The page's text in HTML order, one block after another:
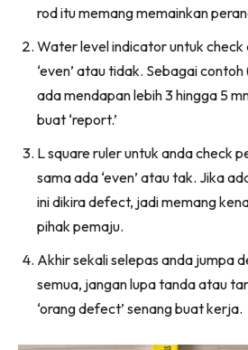
Impiana TV
Hub Ideaktiv
rod itu memang memainkan
Water level indicator untuk check
‘even’ atau tidak. Sebagai
ada mendapan lebih 3 hingga 5
buat ‘report.’
L square ruler untuk anda check
sama ada ‘even’ atau tak. Jika
ini dikira defect, jadi memang
pihak pemaju.
Akhir sekali selepas anda jumpa
semua, jangan lupa tanda atau
‘orang defect’ senang buat kerja.